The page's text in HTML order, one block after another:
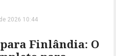
2026 10:44
Finlândia: O